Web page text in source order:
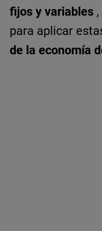
fijos y variables
para aplicar
de la economía